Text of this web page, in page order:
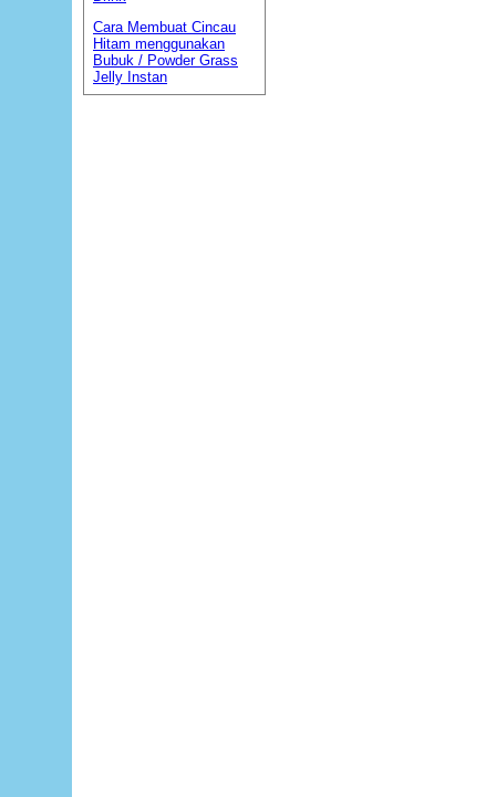
Cara Membuat Cincau
Hitam menggunakan
Bubuk / Powder Grass
Jelly Instan